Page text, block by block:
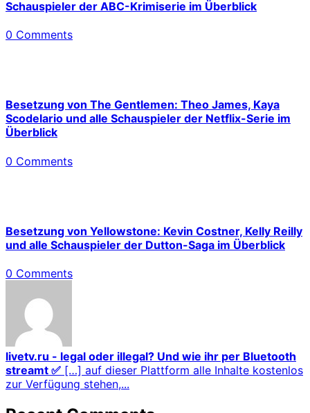
Schauspieler der ABC-Krimiserie im Überblick
0 Comments
Besetzung von The Gentlemen: Theo James, Kaya
Scodelario und alle Schauspieler der Netflix-Serie im
Überblick
0 Comments
Besetzung von Yellowstone: Kevin Costner, Kelly Reilly
und alle Schauspieler der Dutton-Saga im Überblick
0 Comments
livetv.ru - legal oder illegal? Und wie ihr per Bluetooth
streamt ✅ […] auf dieser Plattform alle Inhalte kostenlos
zur Verfügung stehen,...